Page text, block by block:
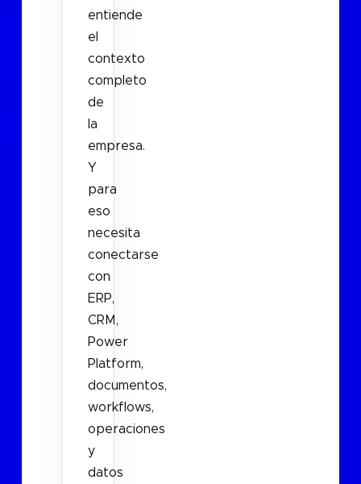
entiende
el
contexto
completo
de
la
empresa.
Y
para
eso
necesita
conectarse
con
ERP,
CRM,
Power
Platform,
documentos,
workflows,
operaciones
y
datos